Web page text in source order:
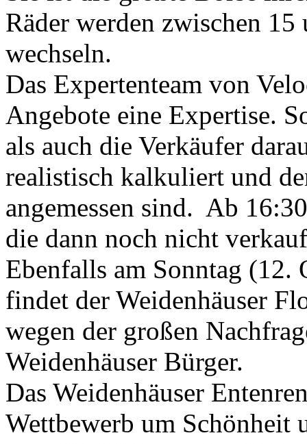
Räder werden zwischen
wechseln.
Das Expertenteam von
Angebote eine Expertise.
als auch die Verkäufer
realistisch kalkuliert und
angemessen sind. Ab
die dann noch nicht
Ebenfalls am Sonntag
findet der Weidenhäuser
wegen der großen
Weidenhäuser Bürger.
Das Weidenhäuser
Wettbewerb um